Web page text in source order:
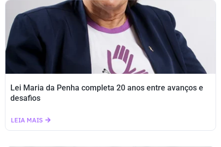
Lei Maria da Penha completa 20 anos entre avanços e
desafios
LEIA MAIS